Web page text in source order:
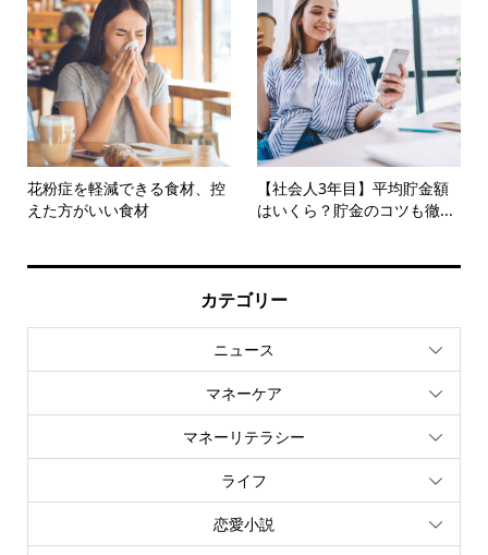
花粉症を軽減できる食材、控
えた方がいい食材
【社会人3年目】平均貯金額
はいくら？貯金のコツも徹...
カテゴリー
ニュース
マネーケア
マネーリテラシー
ライフ
恋愛小説